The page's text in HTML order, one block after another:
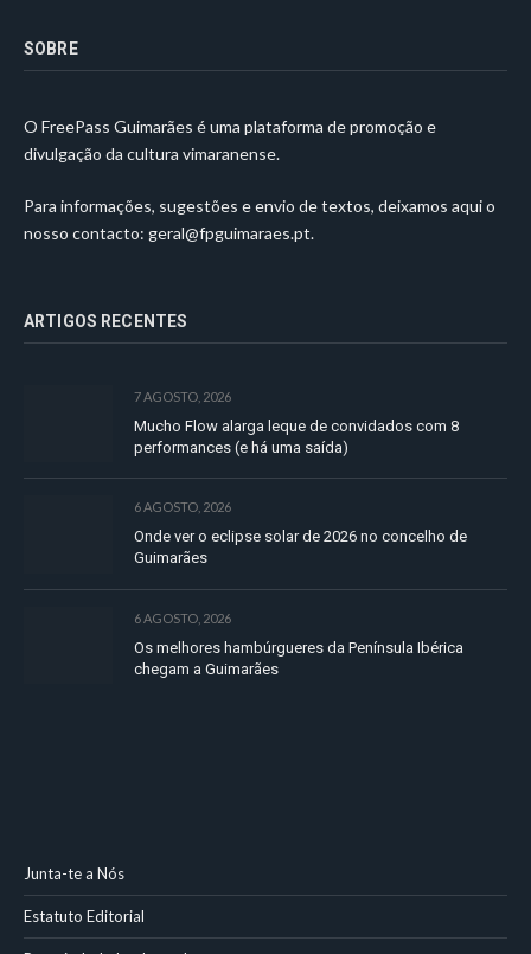
SOBRE
O FreePass Guimarães é uma plataforma de promoção e
divulgação da cultura vimaranense.
Para informações, sugestões e envio de textos, deixamos aqui o
nosso contacto: geral@fpguimaraes.pt.
ARTIGOS RECENTES
7 AGOSTO, 2026
Mucho Flow alarga leque de convidados com 8
performances (e há uma saída)
6 AGOSTO, 2026
Onde ver o eclipse solar de 2026 no concelho de
Guimarães
6 AGOSTO, 2026
Os melhores hambúrgueres da Península Ibérica
chegam a Guimarães
Junta-te a Nós
Estatuto Editorial